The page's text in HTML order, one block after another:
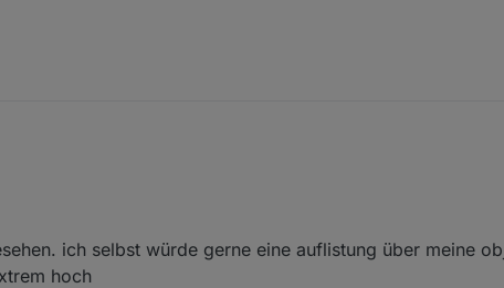
und zu befüllen?
ich selbst würde gerne eine auflistung über meine
hoch